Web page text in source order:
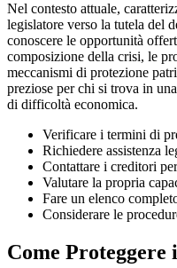
Nel contesto attuale,
legislatore verso la tutela del
conoscere le opportunità
composizione della crisi, le
meccanismi di protezione
preziose per chi si trova in
di difficoltà economica.
Verificare i termini di
Richiedere assistenza
Contattare i creditori
Valutare la propria
Fare un elenco
Considerare le
Come